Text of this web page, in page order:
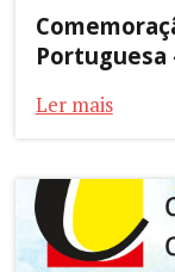
Portuguesa
Ler mais